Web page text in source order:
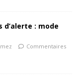
: mode
Commentaires